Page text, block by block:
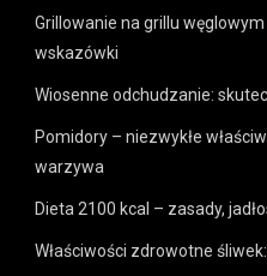
Grillowanie na grillu
wskazówki
Wiosenne odchudzanie:
Pomidory – niezwykłe
warzywa
Dieta 2100 kcal – zasady,
Właściwości zdrowotne